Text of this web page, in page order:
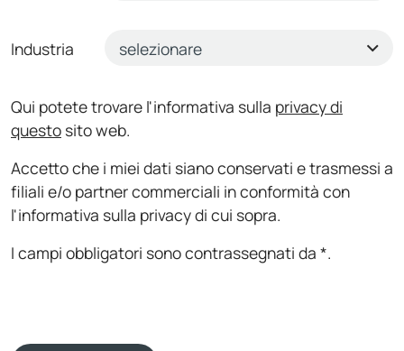
Industria
Qui potete trovare l'informativa sulla privacy di
questo sito web.
Accetto che i miei dati siano conservati e trasmessi a
filiali e/o partner commerciali in conformità con
l'informativa sulla privacy di cui sopra.
I campi obbligatori sono contrassegnati da *.